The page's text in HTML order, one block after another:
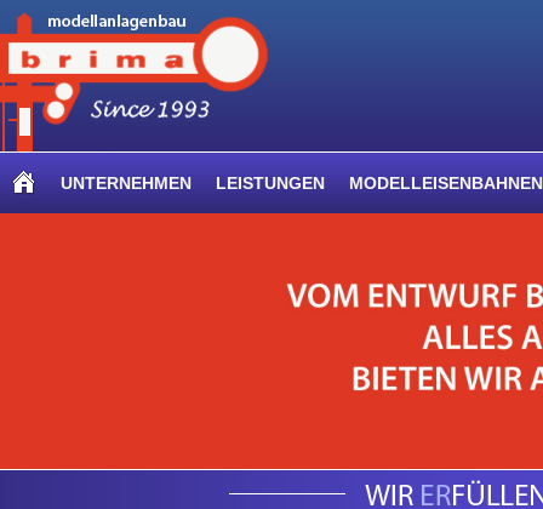
UNTERNEHMEN LEISTUNGEN MODELLEISENBAHNEN